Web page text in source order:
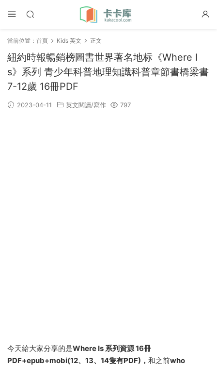
當前位置： 首頁 Kids 英文 正文
紐約時報暢銷榜圖書世界著名地标《Where I
s》系列 青少年科普地理知識科普章節書橋梁書
7-12歲 16冊PDF
2023-04-11 英文閱讀/寫作 797
今天給大家分享的是Where Is 系列資源 16冊
PDF+epub+mobi(12、13、14隻有PDF)， 和之前who